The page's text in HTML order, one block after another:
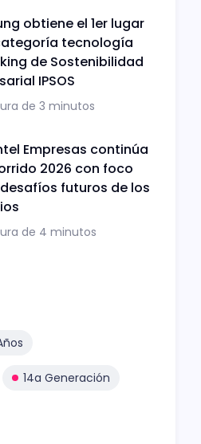
obtiene el 1er lugar
tecnología
de Sostenibilidad
IPSOS
de 3 minutos
Empresas continúa
2026 con foco
futuros de los
de 4 minutos
14a Generación